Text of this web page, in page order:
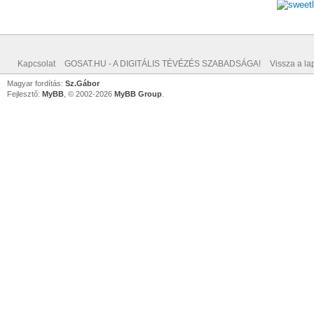
Kapcsolat GOSAT.HU - A DIGITÁLIS TÉVÉZÉS SZABADSÁGA! Vissza a
Magyar fordítás: Sz.Gábor
Fejlesztő: MyBB , © 2002-2026 MyBB Group